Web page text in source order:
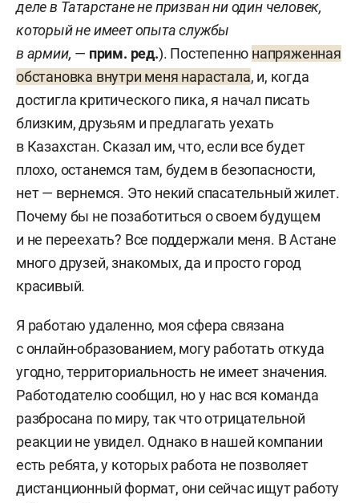
деле в Татарстане не призван ни один человек,
который не имеет опыта службы
в армии, — прим. ред.). Постепенно напряженная
обстановка внутри меня нарастала, и, когда
достигла критического пика, я начал писать
близким, друзьям и предлагать уехать
в Казахстан. Сказал им, что, если все будет
плохо, останемся там, будем в безопасности,
нет — вернемся. Это некий спасательный жилет.
Почему бы не позаботиться о своем будущем
и не переехать? Все поддержали меня. В Астане
много друзей, знакомых, да и просто город
красивый.
Я работаю удаленно, моя сфера связана
с онлайн-образованием, могу работать откуда
угодно, территориальность не имеет значения.
Работодателю сообщил, но у нас вся команда
разбросана по миру, так что отрицательной
реакции не увидел. Однако в нашей компании
есть ребята, у которых работа не позволяет
дистанционный формат, они сейчас ищут работу